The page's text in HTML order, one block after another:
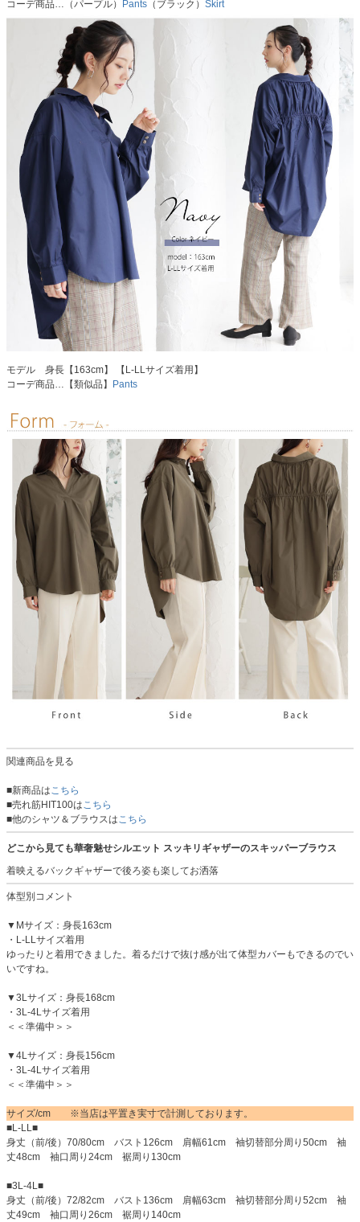
コーデ商品…（パープル） Pants （ブラック） Skirt
モデル 身長【163cm】 【L-LLサイズ着用】
コーデ商品…【類似品】
Pants
関連商品を見る
■新商品はこちら
■売れ筋HIT100はこちら
■他のシャツ＆ブラウスはこちら
どこから見ても華奢魅せシルエット スッキリギャザーのスキッパーブラウス
着映えるバックギャザーで後ろ姿も楽してお洒落
体型別コメント
▼Mサイズ：身長163cm
・L-LLサイズ着用
ゆったりと着用できました。着るだけで抜け感が出て体型カバーもできるのでい
いですね。
▼3Lサイズ：身長168cm
・3L-4Lサイズ着用
＜＜準備中＞＞
▼4Lサイズ：身長156cm
・3L-4Lサイズ着用
＜＜準備中＞＞
サイズ/cm ※当店は平置き実寸で計測しております。
■L-LL■
身丈（前/後）70/80cm バスト126cm 肩幅61cm 袖切替部分周り50cm 袖
丈48cm 袖口周り24cm 裾周り130cm
■3L-4L■
身丈（前/後）72/82cm バスト136cm 肩幅63cm 袖切替部分周り52cm 袖
丈49cm 袖口周り26cm 裾周り140cm